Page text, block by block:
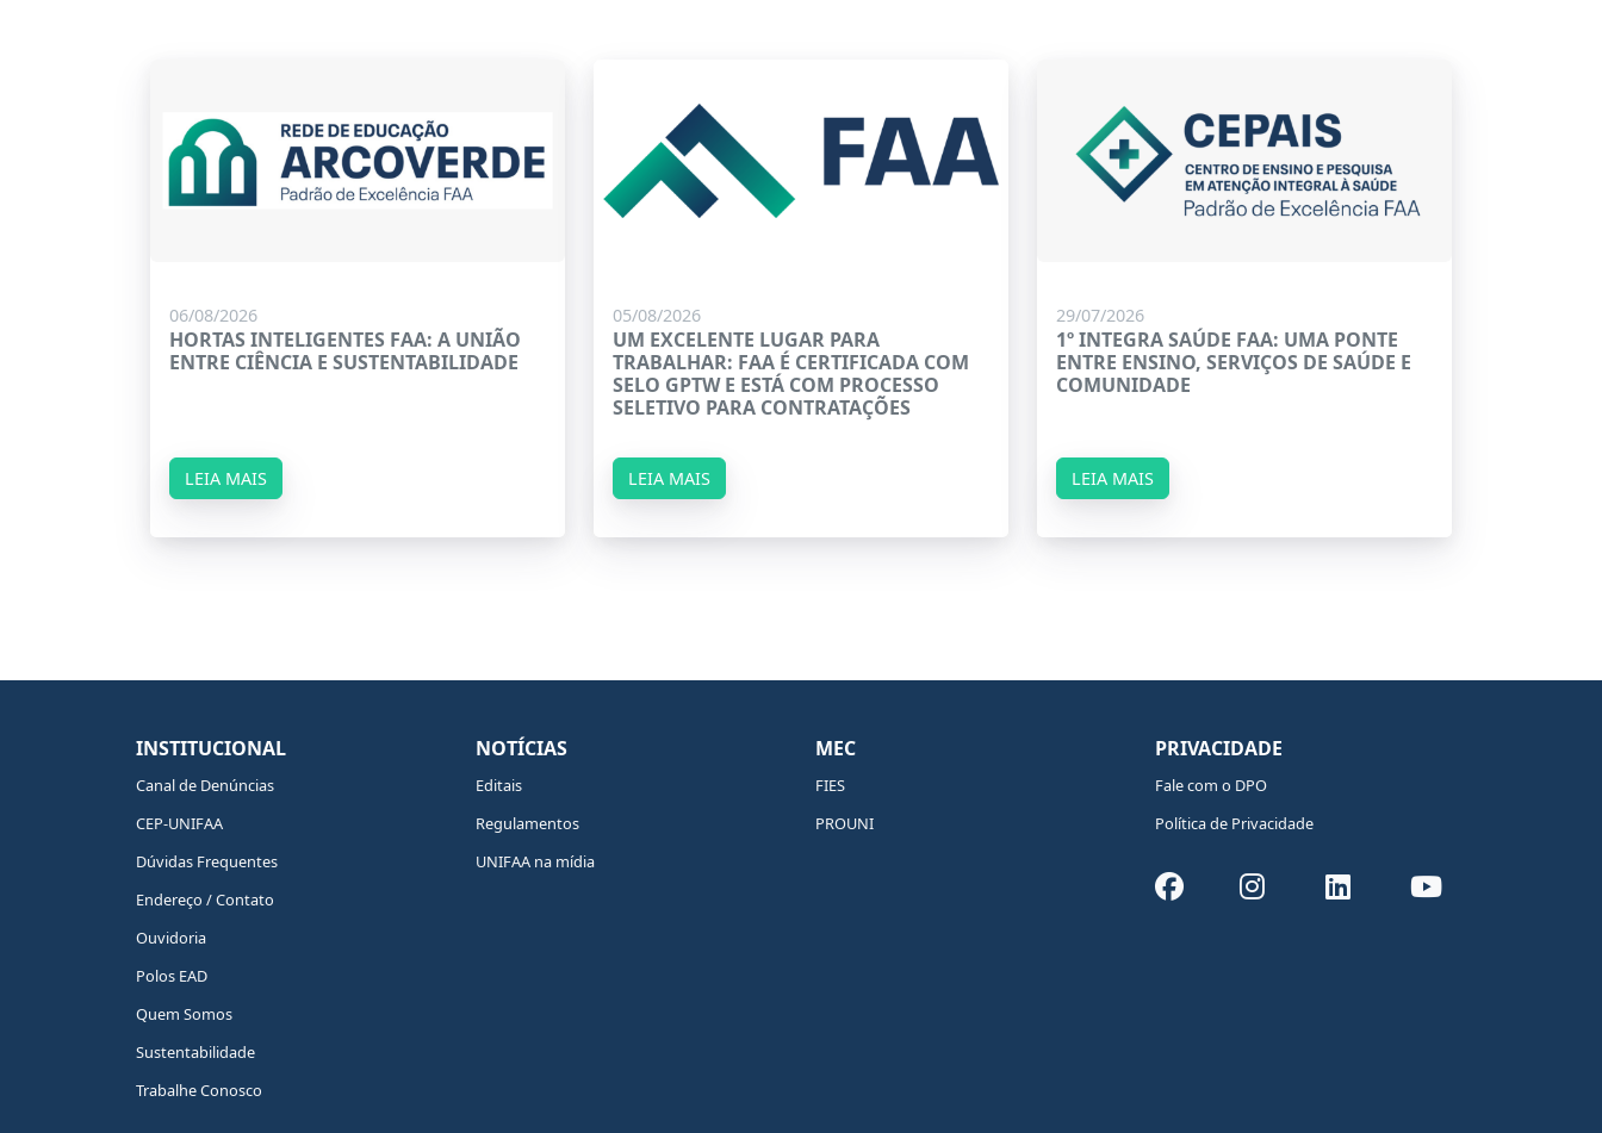
06/08/2026
HORTAS INTELIGENTES FAA: A UNIÃO
ENTRE CIÊNCIA E SUSTENTABILIDADE
LEIA MAIS
05/08/2026
UM EXCELENTE LUGAR PARA
TRABALHAR: FAA É CERTIFICADA COM
SELO GPTW E ESTÁ COM PROCESSO
SELETIVO PARA CONTRATAÇÕES
LEIA MAIS
29/07/2026
1º INTEGRA SAÚDE FAA: UMA PONTE
ENTRE ENSINO, SERVIÇOS DE SAÚDE E
COMUNIDADE
LEIA MAIS
INSTITUCIONAL
Canal de Denúncias
CEP-UNIFAA
Dúvidas Frequentes
Endereço / Contato
Ouvidoria
Polos EAD
Quem Somos
Sustentabilidade
Trabalhe Conosco
NOTÍCIAS
Editais
Regulamentos
UNIFAA na mídia
MEC
FIES
PROUNI
PRIVACIDADE
Fale com o DPO
Política de Privacidade